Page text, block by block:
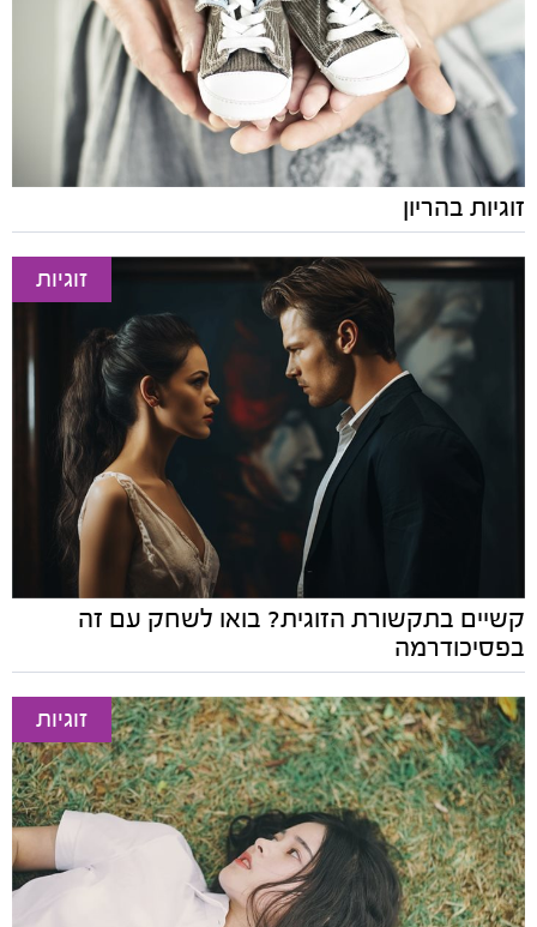
זוגיות בהריון
זוגיות
קשיים בתקשורת הזוגית? בואו לשחק עם זה
בפסיכודרמה
זוגיות